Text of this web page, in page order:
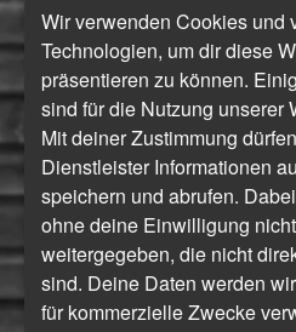
Alles
SPRINTbreak 2023
während der
Von Oliver Schirg
Wir verwenden Cookies und
Technologien, um dir diese
präsentieren zu können.
sind für die Nutzung unserer
Mit deiner Zustimmung
Dienstleister Informationen
speichern und abrufen.
ohne deine Einwilligung
weitergegeben, die nicht
sind. Deine Daten werden
für kommerzielle Zwecke